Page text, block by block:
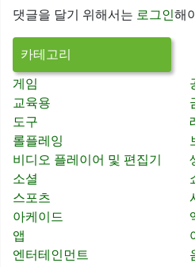
댓글을 달기 위해서는 로그인해
카테고리
게임
교육용
도구
롤플레잉
비디오 플레이어 및 편집기
소셜
스포츠
아케이드
앱
엔터테인먼트